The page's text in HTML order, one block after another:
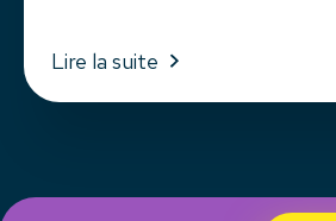
Lire la suite